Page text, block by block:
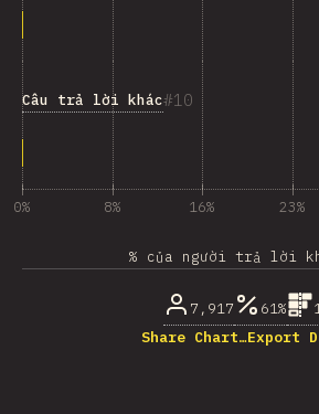
10
Câu trả lời khác
0% 8% 16% 23%
% của người trả lời
7,917 61%
Share Chart…Export